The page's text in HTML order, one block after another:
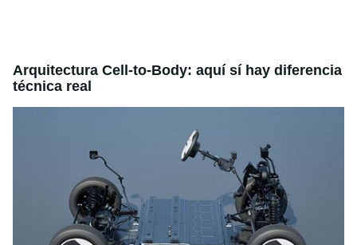
Arquitectura Cell-to-Body: aquí sí hay diferencia
técnica real